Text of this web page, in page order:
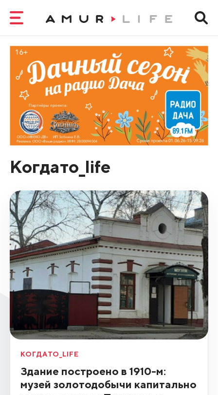
Когдато_life
КОГДАТО_LIFE
Здание построено в 1910-м:
музей золотодобычи капитально